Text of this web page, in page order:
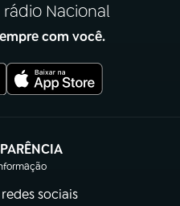
Nacional
com você.
em nova aba)
sociais